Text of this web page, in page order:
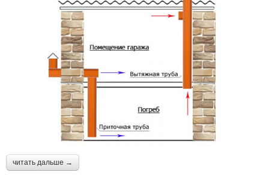
читать дальше →